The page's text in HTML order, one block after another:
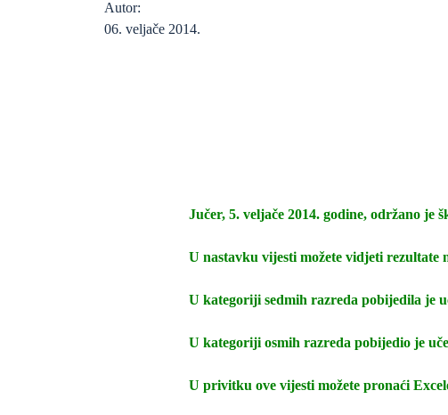
Autor:
06. veljače 2014.
Jučer, 5. veljače 2014. godine, održano je
U nastavku vijesti možete vidjeti rezultate
U kategoriji sedmih razreda pobijedila je
U kategoriji osmih razreda pobijedio je
U privitku ove vijesti možete pronaći